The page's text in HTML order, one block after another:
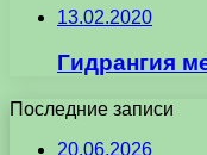
13.02.2020
Гидрангия
Последние записи
20.06.2026